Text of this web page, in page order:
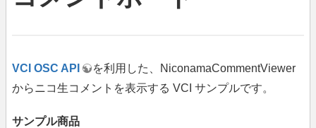
VCI OSC API
を利用した、NiconamaCommentViewer
からニコ生コメントを表示する VCI サンプルです。
サンプル商品